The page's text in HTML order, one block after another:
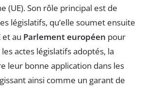
(UE). Son rôle principal est de
législatifs, qu’elle soumet ensuite
et au Parlement européen pour
actes législatifs adoptés, la
leur bonne application dans les
ainsi comme un garant de